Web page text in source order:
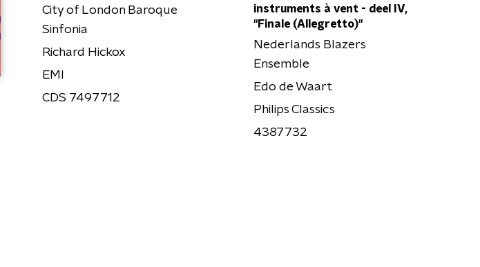
City of London Baroque
Sinfonia
Richard Hickox
EMI
CDS 7497712
instruments à vent - deel IV,
"Finale (Allegretto)"
Nederlands Blazers
Ensemble
Edo de Waart
Philips Classics
4387732